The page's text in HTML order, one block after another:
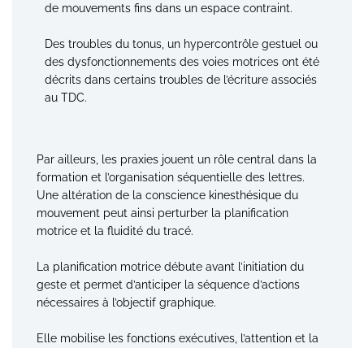
de mouvements fins dans un espace contraint.
Des troubles du tonus, un hypercontrôle gestuel ou
des dysfonctionnements des voies motrices ont été
décrits dans certains troubles de l’écriture associés
au TDC.
Par ailleurs, les praxies jouent un rôle central dans la
formation et l’organisation séquentielle des lettres.
Une altération de la conscience kinesthésique du
mouvement peut ainsi perturber la planification
motrice et la fluidité du tracé.
La planification motrice débute avant l’initiation du
geste et permet d’anticiper la séquence d’actions
nécessaires à l’objectif graphique.
Elle mobilise les fonctions exécutives, l’attention et la